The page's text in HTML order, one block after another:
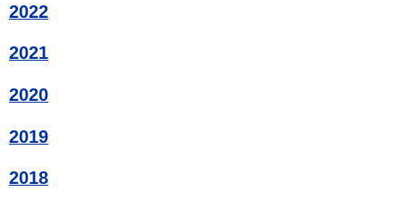
2022
2021
2020
2019
2018